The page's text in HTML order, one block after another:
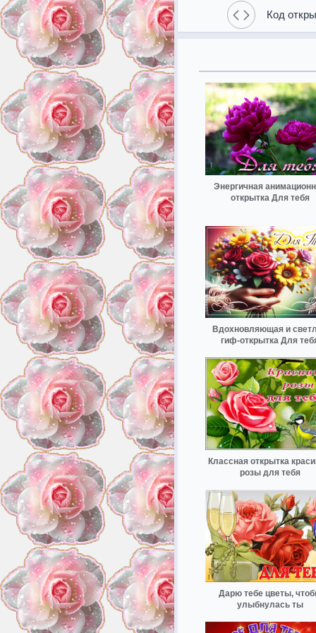
Код
Энергичная
открытка Для тебя
Вдохновляющая и
гиф-открытка Для
Классная открытка
розы для тебя
Дарю тебе цветы,
улыбнулась ты